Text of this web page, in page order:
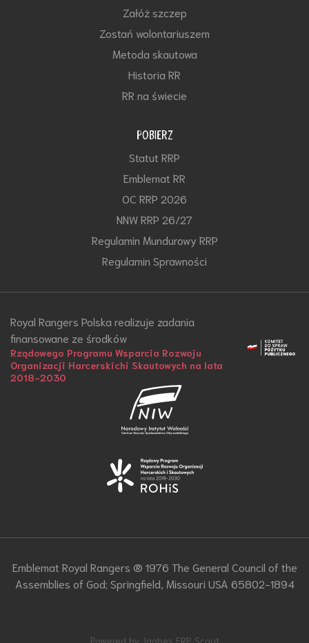
Załóż szczep
Zostań wolontariuszem
Metoda skautowa
Historia RR
RR na świecie
POBIERZ
Statut RRP
Emblemat RR
OC RRP 2026
NNW RRP 26/27
Regulamin Mundurowy RRP
Regulamin Sprawności
Royal Rangers Polska realizuje zadania
finansowane ze środków
Rządowego Programu Wsparcia Rozwoju
Organizacji Harcerskichi Skautowych na lata
2018-2030
Emblemat Royal Rangers ® 1976 The General Council of the
Assemblies of God; Springfield, Missouri USA 65802-1894
Powered by Jaabes ERP Scout